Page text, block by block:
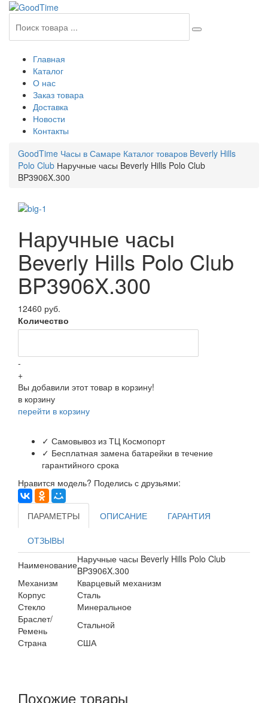
Главная
Каталог
О нас
Заказ товара
Доставка
Новости
Контакты
GoodTime Часы в Самаре Каталог товаров Beverly Hills
Polo Club Наручные часы Beverly Hills Polo Club
BP3906X.300
Наручные часы
Beverly Hills Polo Club
BP3906X.300
12460 руб.
Количество
-
+
Вы добавили этот товар в корзину!
в корзину
перейти в корзину
✓ Самовывоз из ТЦ Космопорт
✓ Бесплатная замена батарейки в течение
гарантийного срока
Нравится модель? Поделись с друзьями:
ПАРАМЕТРЫ ОПИСАНИЕ ГАРАНТИЯ
ОТЗЫВЫ
НаименованиеНаручные часы Beverly Hills Polo Club
BP3906X.300
Механизм
Кварцевый механизм
Корпус
Сталь
Стекло
Минеральное
Браслет/
Ремень
Стальной
Страна
США
Похожие товары